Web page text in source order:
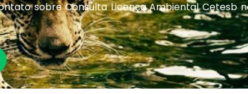
sobre Consulta Licença Ambiental Cetesb